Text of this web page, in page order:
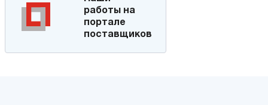
работы на
портале
поставщиков